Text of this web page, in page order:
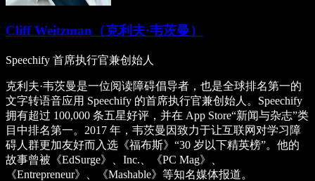
Cliff Weitzman（克利夫·韦茨曼）
Speechify 首席执行官兼创始人
克利夫·韦茨曼是一位阅读障碍倡导者，也是全球排名第一的
文字转语音应用 Speechify 的首席执行官兼创始人。Speechify
拥有超过 100,000 条五星好评，并在 App Store“新闻与杂志”类
目中排名第一。2017 年，韦茨曼因致力于让互联网对学习障
碍人群更加友好而入选《福布斯》“30 岁以下精英榜”。他的
故事曾被《EdSurge》、Inc.、《PC Mag》、
《Entrepreneur》、《Mashable》等知名媒体报道。